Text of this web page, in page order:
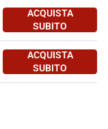
ACQUISTA
SUBITO
ACQUISTA
SUBITO